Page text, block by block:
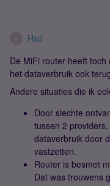
Hsd
De MiFi router heeft
het dataverbruik ook
Andere situaties die ik
Door slechte
tussen 2
dataverbruik door
vastzetten.
Router is besmet
Dat was trouwens